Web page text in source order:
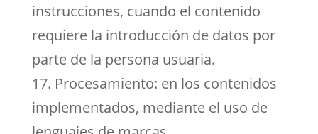
instrucciones, cuando el contenido
requiere la introducción de datos por
parte de la persona usuaria.
17. Procesamiento: en los contenidos
implementados, mediante el uso de